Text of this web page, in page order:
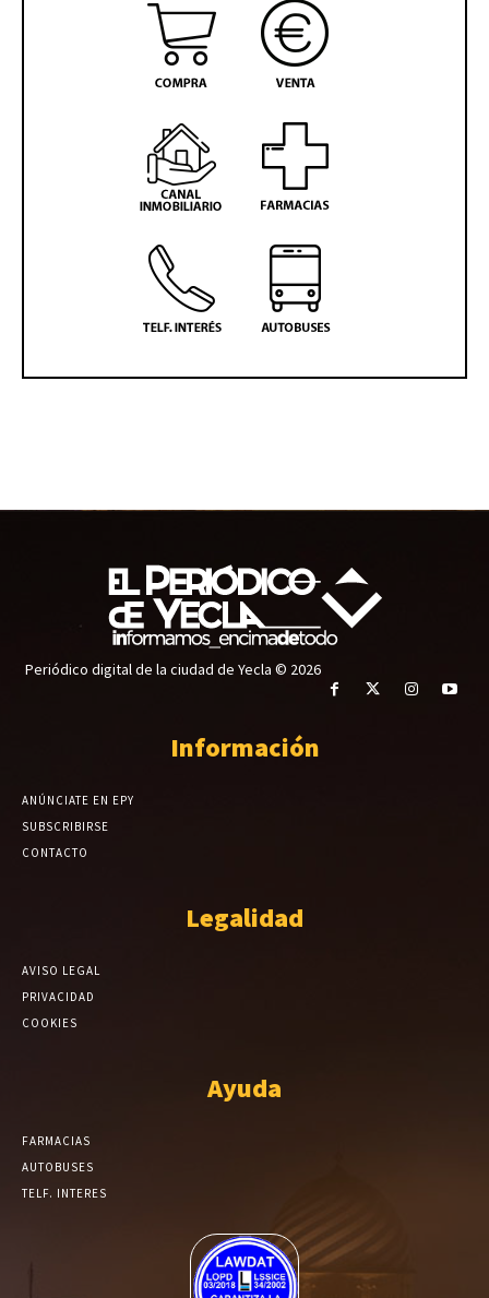
Periódico digital de la ciudad de Yecla © 2026
Información
ANÚNCIATE EN EPY
SUBSCRIBIRSE
CONTACTO
Legalidad
AVISO LEGAL
PRIVACIDAD
COOKIES
Ayuda
FARMACIAS
AUTOBUSES
TELF. INTERES